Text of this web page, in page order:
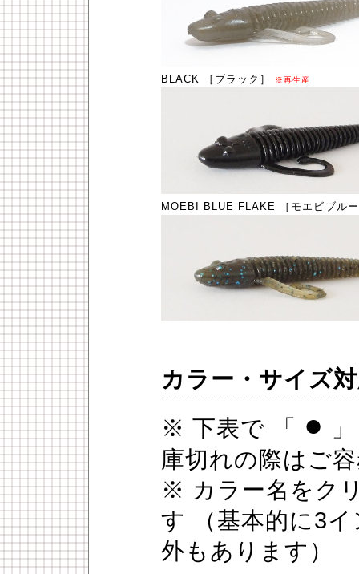
BLACK ［ブラック］ ※再生産
MOEBI BLUE FLAKE ［モエビブル
カラー・サイズ
※ 下表で 「 ●
庫切れの際はご
※ カラー名をク
す （基本的に3
外もあります）